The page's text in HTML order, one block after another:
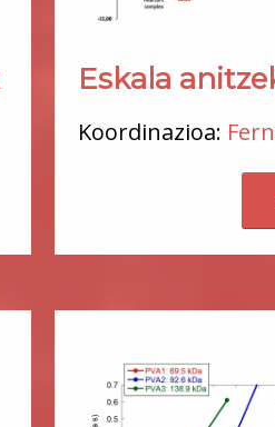
Eskala
Koordinazioa: